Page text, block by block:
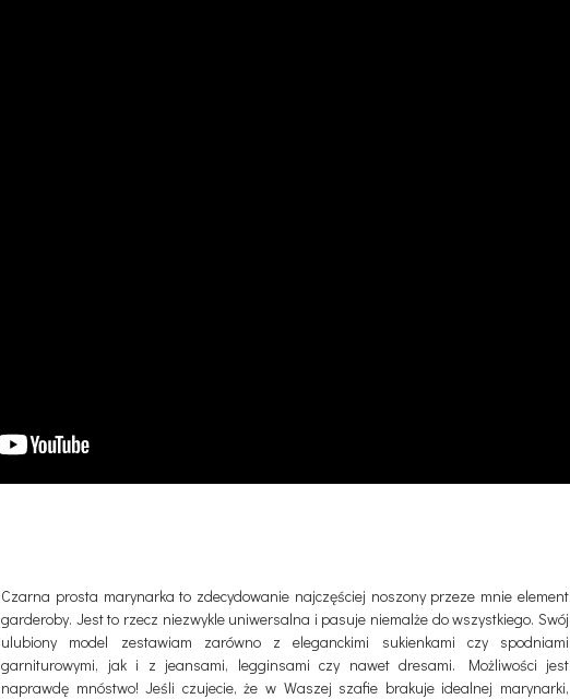
Czarna prosta marynarka to zdecydowanie najczęściej noszony przeze mnie element
garderoby. Jest to rzecz niezwykle uniwersalna i pasuje niemalże do wszystkiego. Swój
ulubiony model zestawiam zarówno z eleganckimi sukienkami czy spodniami
garniturowymi, jak i z jeansami, legginsami czy nawet dresami. Możliwości jest
naprawdę mnóstwo! Jeśli czujecie, że w Waszej szafie brakuje idealnej marynarki,